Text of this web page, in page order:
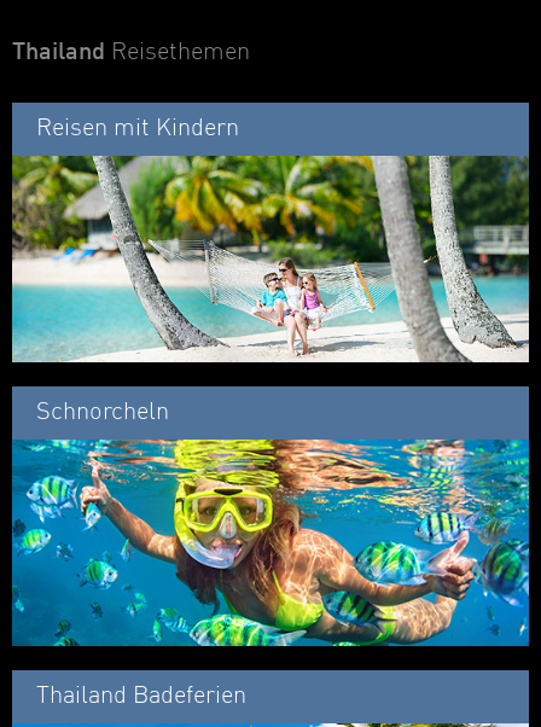
Thailand Reisethemen
Reisen mit Kindern
Schnorcheln
Thailand Badeferien